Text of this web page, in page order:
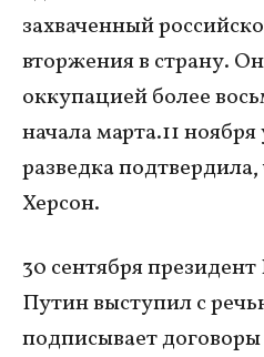
захваченный
вторжения в страну.
оккупацией более
начала марта.11
разведка
Херсон.
30 сентября
Путин выступил с
подписывает договоры